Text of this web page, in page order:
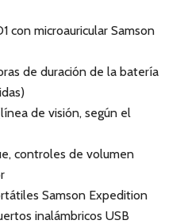
con microauricular Samson
de duración de la batería
de visión, según el
controles de volumen
Samson Expedition
inalámbricos USB